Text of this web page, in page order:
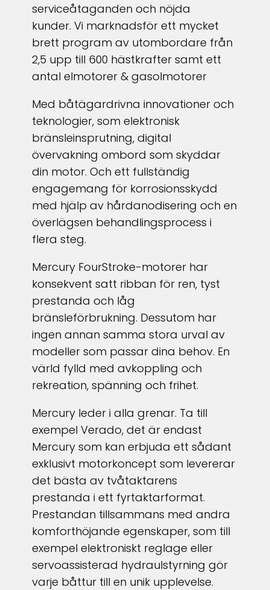
serviceåtaganden och nöjda
kunder. Vi marknadsför ett mycket
brett program av utombordare från
2,5 upp till 600 hästkrafter samt ett
antal elmotorer & gasolmotorer
Med båtägardrivna innovationer och
teknologier, som elektronisk
bränsleinsprutning, digital
övervakning ombord som skyddar
din motor. Och ett fullständig
engagemang för korrosionsskydd
med hjälp av hårdanodisering och en
överlägsen behandlingsprocess i
flera steg.
Mercury FourStroke-motorer har
konsekvent satt ribban för ren, tyst
prestanda och låg
bränsleförbrukning. Dessutom har
ingen annan samma stora urval av
modeller som passar dina behov. En
värld fylld med avkoppling och
rekreation, spänning och frihet.
Mercury leder i alla grenar. Ta till
exempel Verado, det är endast
Mercury som kan erbjuda ett sådant
exklusivt motorkoncept som levererar
det bästa av tvåtaktarens
prestanda i ett fyrtaktarformat.
Prestandan tillsammans med andra
komforthöjande egenskaper, som till
exempel elektroniskt reglage eller
servoassisterad hydraulstyrning gör
varje båttur till en unik upplevelse.